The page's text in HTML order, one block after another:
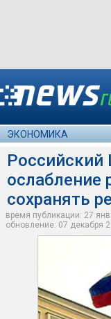
ЭКОНОМИКА
Российский
ослабление
сохранять
время публикации: 27
обновление: 07 декабря